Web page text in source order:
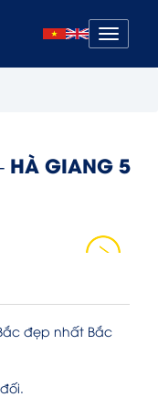
Mở
menu
HÀ GIANG 5
đẹp nhất Bắc